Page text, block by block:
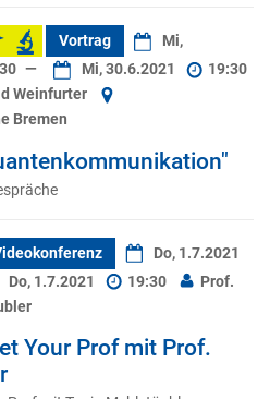
Vortrag
Mi,
— Mi, 30.6.2021
19:30
Weinfurter
Bremen
Do, 1.7.2021
Do, 1.7.2021 19:30
Prof.
Your Prof mit Prof.